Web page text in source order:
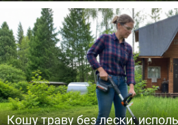
Кошу траву без лески: